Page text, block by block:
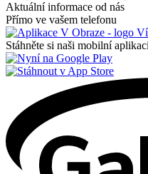
Aktuální informace od nás
Přímo ve vašem telefonu
Stáhněte si naši mobilní